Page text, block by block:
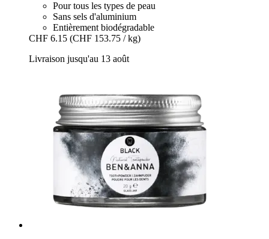
Pour tous les types de peau
Sans sels d'aluminium
Entièrement biodégradable
CHF 6.15 (CHF 153.75 / kg)
Livraison jusqu'au 13 août